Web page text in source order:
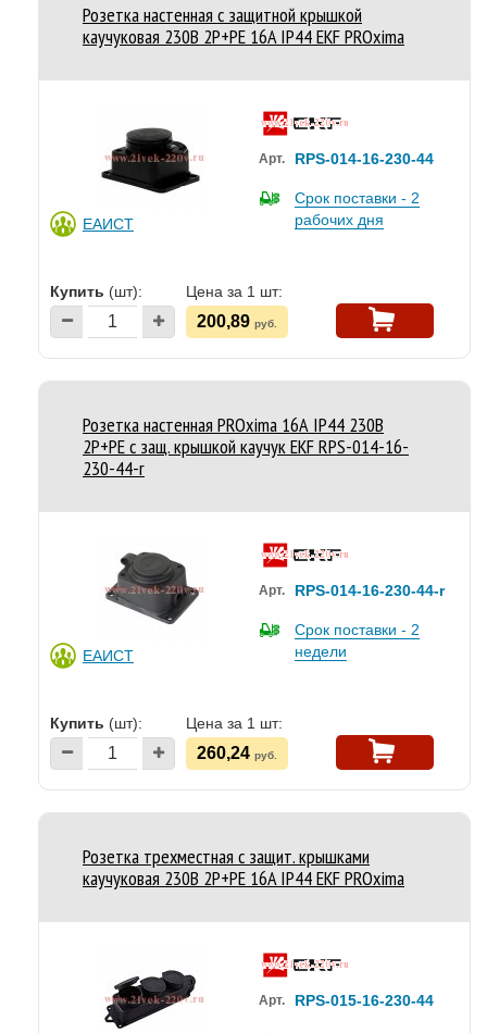
Розетка настенная с защитной крышкой
каучуковая 230В 2P+PE 16A IP44 EKF PROxima
ЕАИСТ
Арт. RPS-014-16-230-44
Срок поставки - 2
рабочих дня
Купить (шт): Цена за 1 шт:
200,89 руб.
Розетка настенная PROxima 16А IP44 230В
2P+PE с защ. крышкой каучук EKF RPS-014-16-
230-44-r
ЕАИСТ
Арт. RPS-014-16-230-44-r
Срок поставки - 2
недели
Купить (шт): Цена за 1 шт:
260,24 руб.
Розетка трехместная с защит. крышками
каучуковая 230В 2P+PE 16A IP44 EKF PROxima
Арт. RPS-015-16-230-44